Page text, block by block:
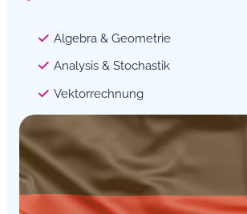
Algebra & Geometrie
Analysis & Stochastik
Vektorrechnung